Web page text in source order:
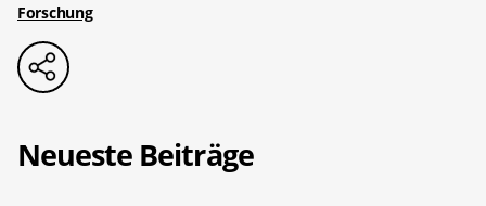
Forschung
Neueste Beiträge